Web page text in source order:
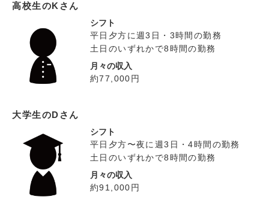
高校生のKさん
シフト
平日夕方に週3日・3時間の勤務
土日のいずれかで8時間の勤務
月々の収入
約77,000円
大学生のDさん
シフト
平日夕方〜夜に週3日・4時間の勤務
土日のいずれかで8時間の勤務
月々の収入
約91,000円